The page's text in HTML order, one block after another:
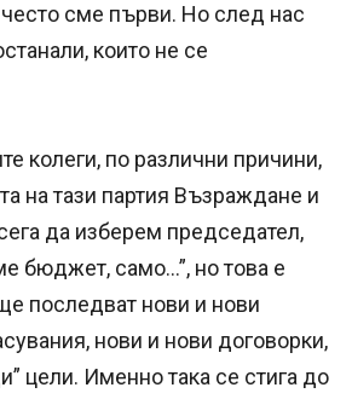
сме първи. Но след нас
които не се
колеги, по различни причини,
на тази партия Възраждане и
да изберем председател,
бюджет, само…”, но това е
последват нови и нови
нови и нови договорки,
цели. Именно така се стига до